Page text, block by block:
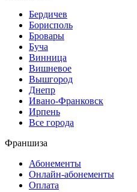
Бердичев
Борисполь
Бровары
Буча
Винница
Вишневое
Вышгород
Днепр
Ивано-Франковск
Ирпень
Все города
Франшиза
Абонементы
Онлайн-абонементы
Оплата